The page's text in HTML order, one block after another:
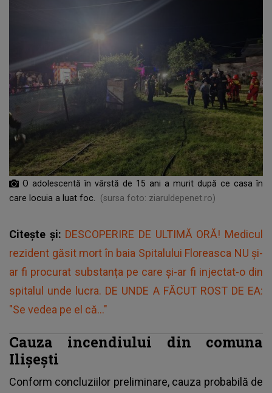
O adolescentă în vârstă de 15 ani a murit după ce casa în
care locuia a luat foc.
(sursa foto: ziaruldepenet.ro)
Citește și: DESCOPERIRE DE ULTIMĂ ORĂ! Medicul
rezident găsit mort în baia Spitalului Floreasca NU și-
ar fi procurat substanța pe care și-ar fi injectat-o din
spitalul unde lucra. DE UNDE A FĂCUT ROST DE EA:
"Se vedea pe el că..."
Cauza incendiului din comuna
Ilișești
Conform concluziilor preliminare, cauza probabilă de